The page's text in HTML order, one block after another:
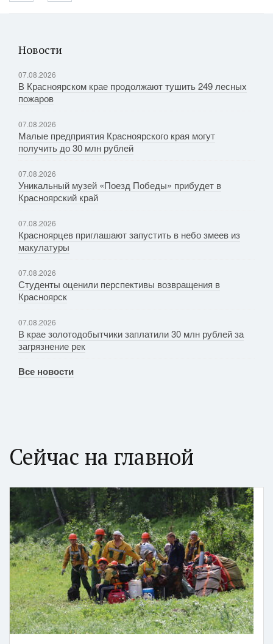
Новости
07.08.2026
В Красноярском крае продолжают тушить 249 лесных
пожаров
07.08.2026
Малые предприятия Красноярского края могут
получить до 30 млн рублей
07.08.2026
Уникальный музей «Поезд Победы» прибудет в
Красноярский край
07.08.2026
Красноярцев приглашают запустить в небо змеев из
макулатуры
07.08.2026
Студенты оценили перспективы возвращения в
Красноярск
07.08.2026
В крае золотодобытчики заплатили 30 млн рублей за
загрязнение рек
Все новости
Сейчас на главной